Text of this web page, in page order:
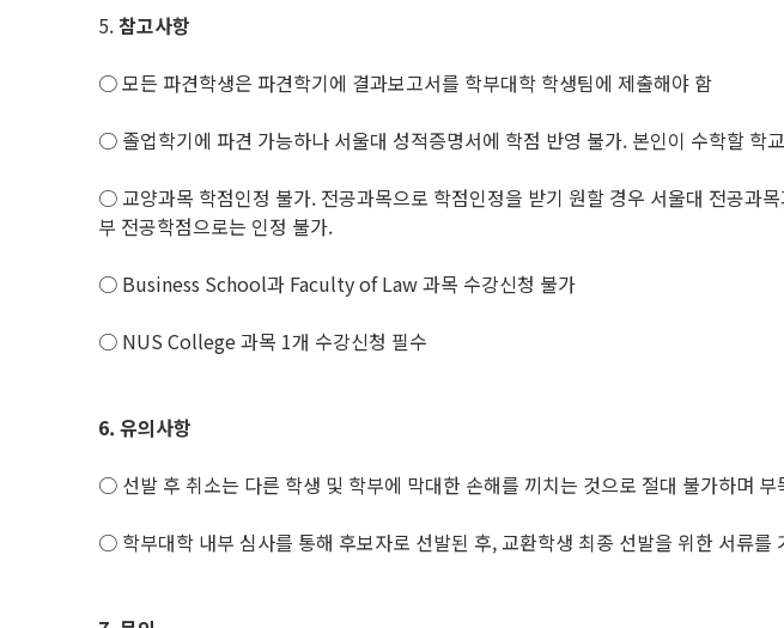
5.참고사항
○ 모든 파견학생은 파견학기에 결과보고서를 학부대학 학생팀에 제출해야 함
○ 졸업학기에 파견 가능하나 서울대 성적증명서에 학점 반영 불가. 본인이 수학할 학
○ 교양과목 학점인정 불가. 전공과목으로 학점인정을 받기 원할 경우 서울대 전공과
부 전공학점으로는 인정 불가.
○ Business School과 Faculty of Law 과목 수강신청 불가
○ NUS College 과목 1개 수강신청 필수
6. 유의사항
○ 선발 후 취소는 다른 학생 및 학부에 막대한 손해를 끼치는 것으로 절대 불가하며
○ 학부대학 내부 심사를 통해 후보자로 선발된 후, 교환학생 최종 선발을 위한 서류